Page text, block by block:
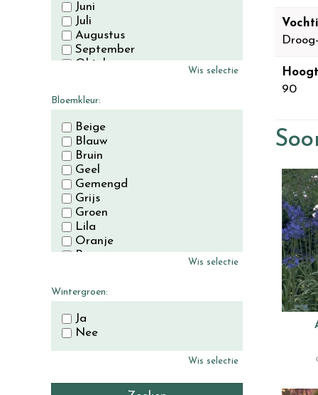
90
Juni
Juli
Augustus
September
Oktober
Wis selectie
Bloemkleur:
Beige
Blauw
Bruin
Geel
Gemengd
Grijs
Groen
Lila
Oranje
Paars
Wit
Zwart
Wis selectie
Wintergroen:
Ja
Nee
Wis selectie